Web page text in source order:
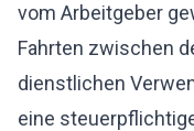
vom Arbeitgeber
Fahrten zwischen
dienstlichen
eine